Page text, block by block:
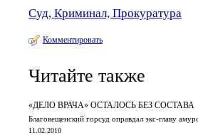
Суд, Криминал, Прокуратура
Комментировать
Читайте также
«ДЕЛО ВРАЧА» ОСТАЛОСЬ БЕЗ СОСТАВА
Благовещенский горсуд оправдал экс-главу
11.02.2010